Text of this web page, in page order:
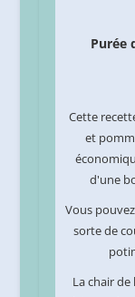
Purée
Cette
et
d'une
Vous
sorte de
La chair